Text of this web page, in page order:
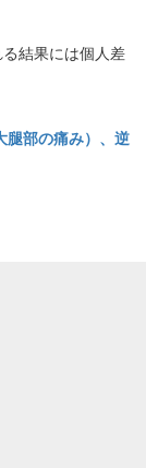
結果には個人差
腿部の痛み）、逆